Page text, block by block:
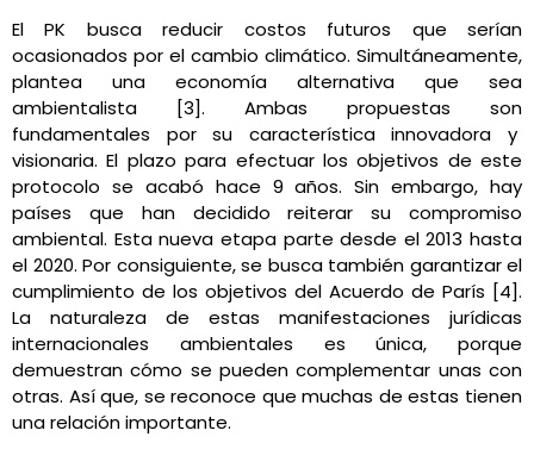
El PK busca reducir costos futuros que serían
ocasionados por el cambio climático. Simultáneamente,
plantea una economía alternativa que sea
ambientalista [3]. Ambas propuestas son
fundamentales por su característica innovadora y
visionaria.El plazo para efectuar los objetivos de este
protocolo se acabó hace 9 años. Sin embargo, hay
países que han decidido reiterar su compromiso
ambiental. Esta nueva etapa parte desde el 2013 hasta
el 2020. Por consiguiente, se busca también garantizar el
cumplimiento de los objetivos del Acuerdo de París [4].
La naturaleza de estas manifestaciones jurídicas
internacionales ambientales es única, porque
demuestran cómo se pueden complementar unas con
otras. Así que, se reconoce que muchas de estas tienen
una relación importante.